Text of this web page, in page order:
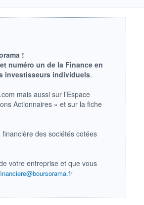
!
numéro un de la Finance en
investisseurs individuels.
mais aussi sur l'Espace
Actionnaires » et sur la fiche
des sociétés cotées
votre entreprise et que vous